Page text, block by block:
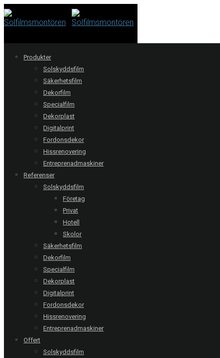
Produkter
Solskyddsfilm
Säkerhetsfilm
Dekorfilm
Specialfilm
Dekorplast
Digitalprint
Fordonsdekor
Hissrenovering
Entreprenadmaskiner
Referenser
Solskyddsfilm
Företag
Privat
Hotell
Skolor
Säkerhetsfilm
Dekorfilm
Specialfilm
Dekorplast
Digitalprint
Fordonsdekor
Hissrenovering
Entreprenadmaskiner
Offert
Solskyddsfilm
Eslöv | Truck
Säkerhetsfilm Clear 4 C monterad på truck i
livsmedelsindustrin.
Offertförfrågan
Följ oss:
Relaterade referenser
Halmstad | Sannarp Station
Clear 4 XC G - 5 glas
Västerås | Carlforsska gymnasiet
Clear 4 C - 14 glas
Jönköping | Gina Tricot
Clear 7 C - 2 skyltfönster